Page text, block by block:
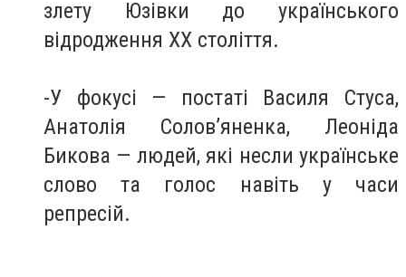
злету Юзівки до українського
відродження ХХ століття.
-У фокусі — постаті Василя Стуса,
Анатолія Солов’яненка, Леоніда
Бикова — людей, які несли українське
слово та голос навіть у часи
репресій.